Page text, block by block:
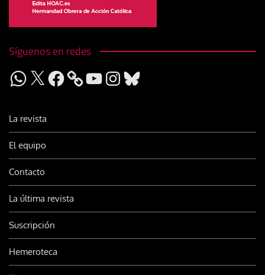
Síguenos en redes
WhatsApp
X Facebook YouTubeInstagram
Bluesky
La revista
El equipo
Contacto
La última revista
Suscripción
Hemeroteca